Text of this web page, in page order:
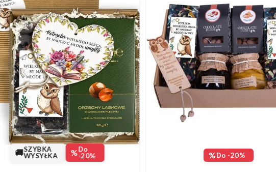
🚚SZYBKA
WYSYŁKA
%Do
-20%
%Do -20%